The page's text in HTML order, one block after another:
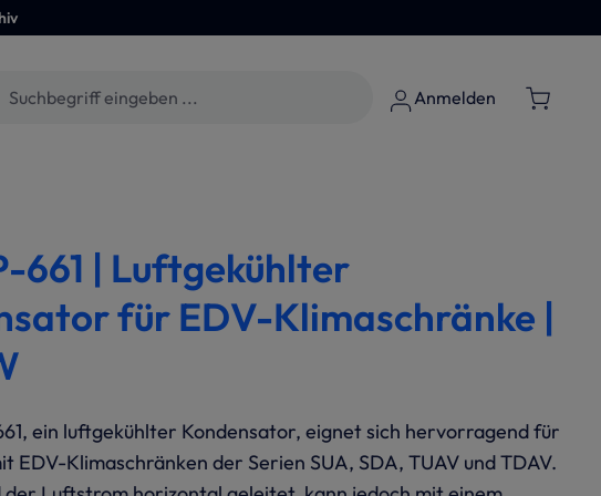
Anmelden
661 | Luftgekühlter
für EDV-Klimaschränke |
ein luftgekühlter Kondensator, eignet sich hervorragend für
EDV-Klimaschränken der Serien SUA, SDA, TUAV und TDAV.